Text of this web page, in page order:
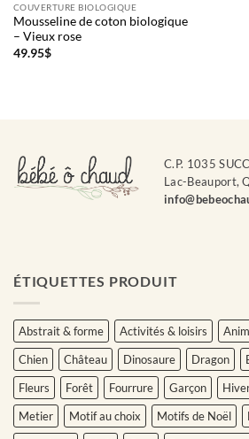
COUVERTURE BIOLOGIQUE
Mousseline de coton biologique
– Vieux rose
49.95$
C.P. 1035
Lac-Beauport,
ÉTIQUETTES PRODUIT
Abstrait & forme Activités & loisirs
Chien
Château Dinosaure Dragon
Fleurs
Forêt Fourrure Garçon
Metier
Motif au choix Motifs de Noël
votre
10%